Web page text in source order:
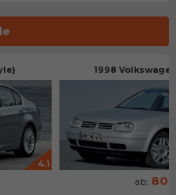
4.1
1998
ab: 800